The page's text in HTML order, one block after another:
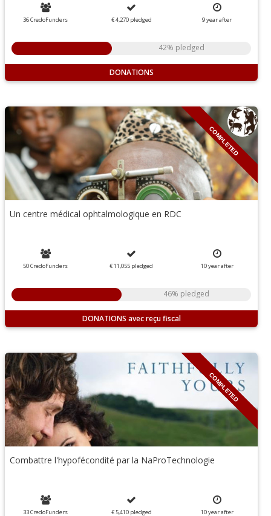
36 CredoFunders € 4,270 pledged 9yearafter
42% pledged
DONATIONS
COMPLETED
Un centre médical ophtalmologique en RDC
50 CredoFunders € 11,055 pledged 10yearafter
46% pledged
DONATIONS
COMPLETED
Combattre l'hypofécondité par la NaProTechnologie
33 CredoFunders € 5,410 pledged 10yearafter